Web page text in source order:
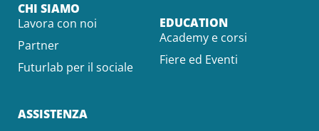
CHI SIAMO
Lavora con noi
Partner
Futurlab per il sociale
EDUCATION
Academy e corsi
Fiere ed Eventi
ASSISTENZA